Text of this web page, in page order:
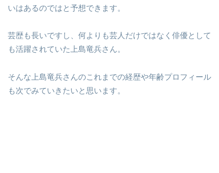
いはあるのではと予想できます。
芸歴も長いですし、何よりも芸人だけではなく俳優として
も活躍されていた上島竜兵さん。
そんな上島竜兵さんのこれまでの経歴や年齢プロフィール
も次でみていきたいと思います。